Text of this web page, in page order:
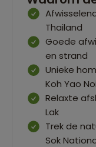
Thailand
Goede
en strand
Unieke
Koh Yao Noi
Relaxte
Lak
Trek de
Sok